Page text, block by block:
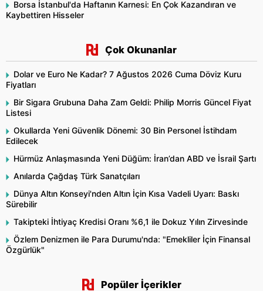
Borsa İstanbul'da Haftanın Karnesi: En Çok Kazandıran ve
Kaybettiren Hisseler
Çok Okunanlar
Dolar ve Euro Ne Kadar? 7 Ağustos 2026 Cuma Döviz Kuru
Fiyatları
Bir Sigara Grubuna Daha Zam Geldi: Philip Morris Güncel Fiyat
Listesi
Okullarda Yeni Güvenlik Dönemi: 30 Bin Personel İstihdam
Edilecek
Hürmüz Anlaşmasında Yeni Düğüm: İran’dan ABD ve İsrail Şartı
Anılarda Çağdaş Türk Sanatçıları
Dünya Altın Konseyi'nden Altın İçin Kısa Vadeli Uyarı: Baskı
Sürebilir
Takipteki İhtiyaç Kredisi Oranı %6,1 ile Dokuz Yılın Zirvesinde
Özlem Denizmen ile Para Durumu'nda: "Emekliler İçin Finansal
Özgürlük"
Popüler İçerikler